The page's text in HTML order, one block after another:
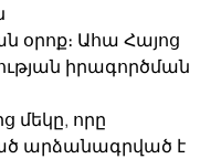
օրոք։ Ահա Հայոց
իրագործման
մեկը, որը
արձանագրված է